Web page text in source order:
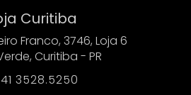
Curitiba
Franco, 3746, Loja 6
Curitiba - PR
41 3528.5250